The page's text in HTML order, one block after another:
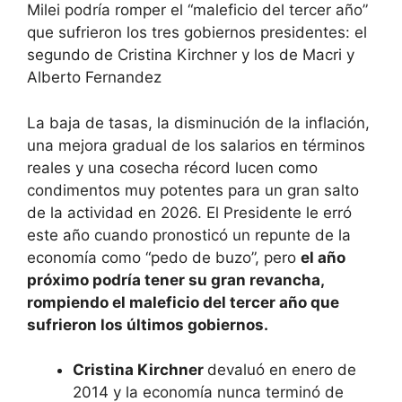
Milei podría romper el “maleficio del tercer año”
que sufrieron los tres gobiernos presidentes: el
segundo de Cristina Kirchner y los de Macri y
Alberto Fernandez
La baja de tasas, la disminución de la inflación,
una mejora gradual de los salarios en términos
reales y una cosecha récord lucen como
condimentos muy potentes para un gran salto
de la actividad en 2026. El Presidente le erró
este año cuando pronosticó un repunte de la
economía como “pedo de buzo”, pero el año
próximo podría tener su gran revancha,
rompiendo el maleficio del tercer año que
sufrieron los últimos gobiernos.
Cristina Kirchner devaluó en enero de
2014 y la economía nunca terminó de